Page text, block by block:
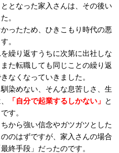
となった家入さんは、その後い
。
ったため、ひきこもり時代の悪
。
繰り返すうちに次第に出社しな
た転職しても同じことの繰り返
なくなっていきました。
染めない、そんな息苦しさ、生
「自分で起業するしかない」 と
す。
から強い信念やガツガツとした
のはずですが、家入さんの場合
終手段」だったのです。